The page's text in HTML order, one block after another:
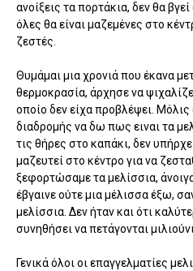
ανοίξεις τα πορτάκια, δεν θα
όλες θα είναι μαζεμένες στο
ζεστές.
Θυμάμαι μια χρονιά που έκανα
θερμοκρασία, άρχησε να
οποίο δεν είχα προβλέψει.
διαδρομής να δω πως ειναι τα
τις θήρες στο καπάκι, δεν
μαζευτεί στο κέντρο για να
ξεφορτώσαμε τα μελίσσια,
έβγαινε ούτε μια μέλισσα έξω,
μελίσσια. Δεν ήταν και ότι
συνηθήσει να πετάγονται
Γενικά όλοι οι επαγγελματίες